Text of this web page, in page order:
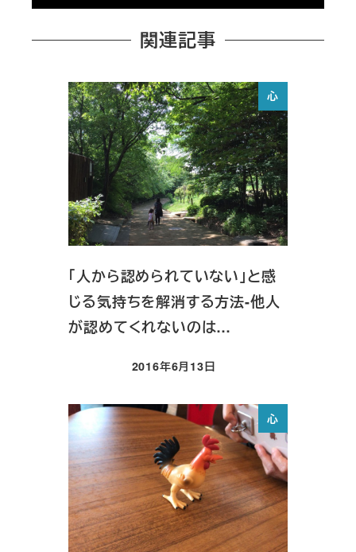
関連記事
心
「人から認められていない」と感
じる気持ちを解消する方法-他人
が認めてくれないのは…
投稿日
2016年6月13日
心